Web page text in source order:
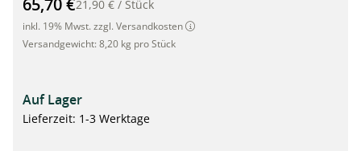
65,70 €21,90 € / Stück
inkl. 19% Mwst. zzgl. Versandkosten
Versandgewicht: 8,20 kg pro Stück
Auf Lager
Lieferzeit: 1-3 Werktage